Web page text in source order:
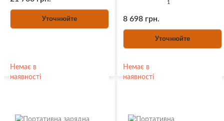
Уточнюйте
Немає в
наявності
1
8 698 грн.
Уточнюйте
Немає в
наявності